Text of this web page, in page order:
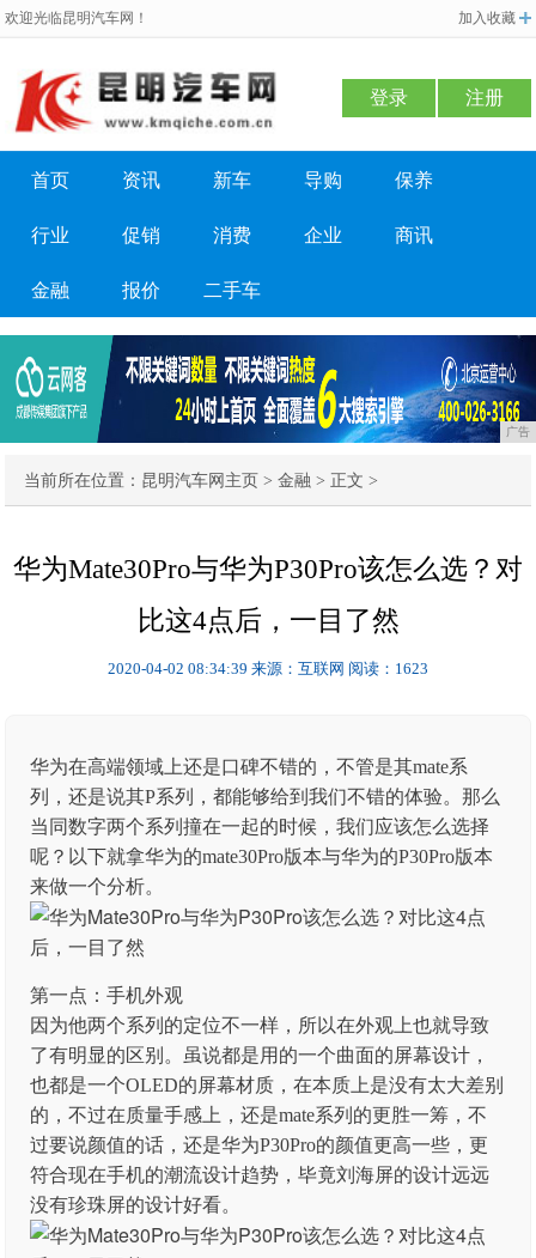
欢迎光临昆明汽车网！ 加入收藏
登录 注册
首页 资讯 新车 导购 保养
行业 促销 消费 企业 商讯
金融 报价 二手车
广告
当前所在位置： 昆明汽车网主页 >金融 > 正文 >
华为Mate30Pro与华为P30Pro该怎么选？对
比这4点后，一目了然
2020-04-02 08:34:39 来源：互联网 阅读：1623
华为在高端领域上还是口碑不错的，不管是其mate系
列，还是说其P系列，都能够给到我们不错的体验。那么
当同数字两个系列撞在一起的时候，我们应该怎么选择
呢？以下就拿华为的mate30Pro版本与华为的P30Pro版本
来做一个分析。
第一点：手机外观
因为他两个系列的定位不一样，所以在外观上也就导致
了有明显的区别。虽说都是用的一个曲面的屏幕设计，
也都是一个OLED的屏幕材质，在本质上是没有太大差别
的，不过在质量手感上，还是mate系列的更胜一筹，不
过要说颜值的话，还是华为P30Pro的颜值更高一些，更
符合现在手机的潮流设计趋势，毕竟刘海屏的设计远远
没有珍珠屏的设计好看。